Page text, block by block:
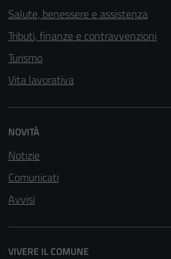
Salute, benessere e assistenza
Tributi, finanze e contravvenzioni
Turismo
Vita lavorativa
NOVITÀ
Notizie
Comunicati
Avvisi
VIVERE IL COMUNE